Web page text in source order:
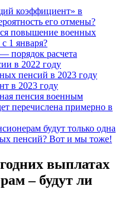
коэффициент» в
его отмены?
повышение военных
1 января?
порядок расчета
в 2022 году
пенсий в 2023 году
в 2023 году
пенсия военным
перечислена примерно в
будут только одна
пенсий? Вот и мы тоже!
выплатах
– будут ли